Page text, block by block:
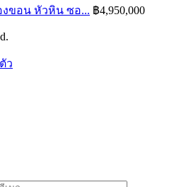
ขอน หัวหิน ซอ... ฿4,950,000
ว